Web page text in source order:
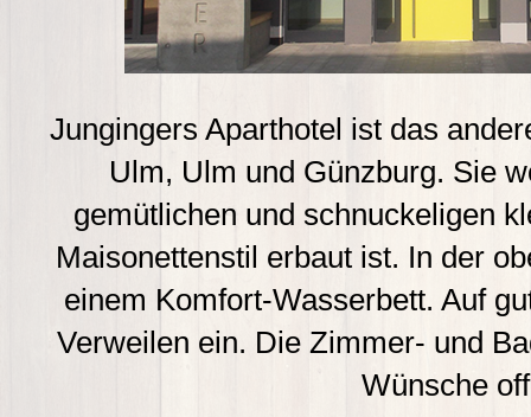
Jungingers Aparthotel ist das
Ulm, Ulm und Günzburg. Sie
gemütlichen und schnuckeligen
Maisonettenstil erbaut ist. In der
einem Komfort-Wasserbett. Auf
Verweilen ein. Die Zimmer- und
Wünsche